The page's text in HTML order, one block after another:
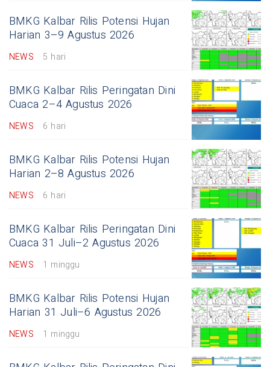
BMKG Kalbar Rilis Potensi Hujan
Harian 3–9 Agustus 2026
NEWS 5 hari
BMKG Kalbar Rilis Peringatan Dini
Cuaca 2–4 Agustus 2026
NEWS 6 hari
BMKG Kalbar Rilis Potensi Hujan
Harian 2–8 Agustus 2026
NEWS 6 hari
BMKG Kalbar Rilis Peringatan Dini
Cuaca 31 Juli–2 Agustus 2026
NEWS 1 minggu
BMKG Kalbar Rilis Potensi Hujan
Harian 31 Juli–6 Agustus 2026
NEWS 1 minggu